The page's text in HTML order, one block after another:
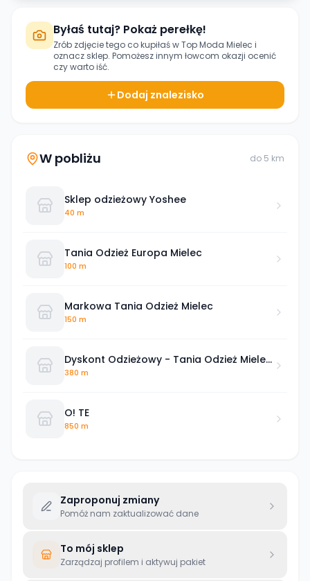
Byłaś tutaj? Pokaż perełkę!
Zrób zdjęcie tego co kupiłaś wTop Moda Mielec i
oznacz sklep. Pomożesz innym łowcom okazji ocenić
czy warto iść.
Dodaj znalezisko
W pobliżu do 5 km
Sklep odzieżowy Yoshee
40 m
Tania Odzież Europa Mielec
100 m
Markowa Tania Odzież Mielec
150 m
Dyskont Odzieżowy - Tania Odzież Mielec
Pisarska
380 m
O! TE
850 m
Zaproponuj zmiany
Pomóż nam zaktualizować dane
To mój sklep
Zarządzaj profilem i aktywuj pakiet